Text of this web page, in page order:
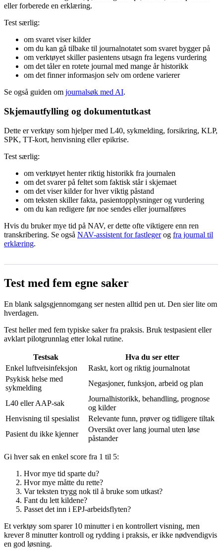
eller forberede en erklæring.
Test særlig:
om svaret viser kilder
om du kan gå tilbake til journalnotatet som svaret bygger på
om verktøyet skiller pasientens utsagn fra legens vurdering
om det tåler en rotete journal med mange år historikk
om det finner informasjon selv om ordene varierer
Se også guiden om journalsøk med AI.
Skjemautfylling og dokumentutkast
Dette er verktøy som hjelper med L40, sykmelding, forsikring, KLP,
SPK, TT-kort, henvisning eller epikrise.
Test særlig:
om verktøyet henter riktig historikk fra journalen
om det svarer på feltet som faktisk står i skjemaet
om det viser kilder for hver viktig påstand
om teksten skiller fakta, pasientopplysninger og vurdering
om du kan redigere før noe sendes eller journalføres
Hvis du bruker mye tid på NAV, er dette ofte viktigere enn ren
transkribering. Se også NAV-assistent for fastlegerog fra journal til
erklæring.
Test med fem egne saker
En blank salgsgjennomgang ser nesten alltid pen ut. Den sier lite om
hverdagen.
Test heller med fem typiske saker fra praksis. Bruk testpasient eller
avklart pilotgrunnlag etter lokal rutine.
Testsak
Hva du ser etter
Enkel luftveisinfeksjon
Raskt, kort og riktig journalnotat
Psykisk helse med
sykmelding
Negasjoner, funksjon, arbeid og plan
L40 eller AAP-sak
Journalhistorikk, behandling, prognose
og kilder
Henvisning til spesialist
Relevante funn, prøver og tidligere tiltak
Pasient du ikke kjenner
Oversikt over lang journal uten løse
påstander
Gi hver sak en enkel score fra 1 til 5:
Hvor mye tid sparte du?
Hvor mye måtte du rette?
Var teksten trygg nok til å bruke som utkast?
Fant du lett kildene?
Passet det inn i EPJ-arbeidsflyten?
Et verktøy som sparer 10 minutter i en kontrollert visning, men
krever 8 minutter kontroll og rydding i praksis, er ikke nødvendigvis
en god løsning.